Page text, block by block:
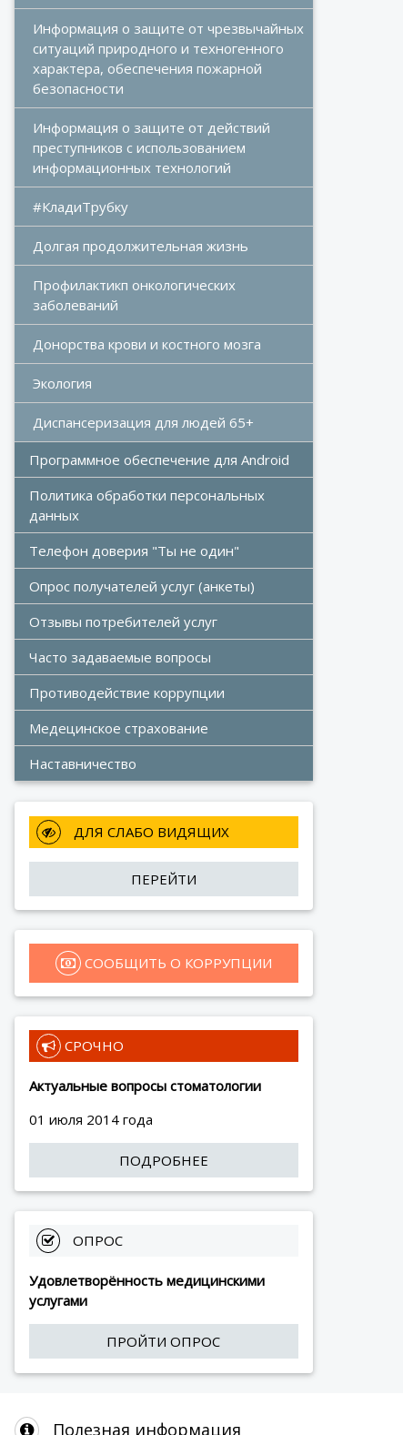
Информация о защите от чрезвычайных
ситуаций природного и техногенного
характера, обеспечения пожарной
безопасности
Информация о защите от действий
преступников с использованием
информационных технологий
#КладиТрубку
Долгая продолжительная жизнь
Профилактикп онкологических
заболеваний
Донорства крови и костного мозга
Экология
Диспансеризация для людей 65+
Программное обеспечение для Android
Политика обработки персональных
данных
Телефон доверия "Ты не один"
Опрос получателей услуг (анкеты)
Отзывы потребителей услуг
Часто задаваемые вопросы
Противодействие коррупции
Медецинское страхование
Наставничество
ДЛЯ СЛАБО ВИДЯЩИХ
ПЕРЕЙТИ
СООБЩИТЬ О КОРРУПЦИИ
СРОЧНО
Актуальные вопросы стоматологии
01 июля 2014 года
ПОДРОБНЕЕ
ОПРОС
Удовлетворённость медицинскими
услугами
ПРОЙТИ ОПРОС
Полезная информация